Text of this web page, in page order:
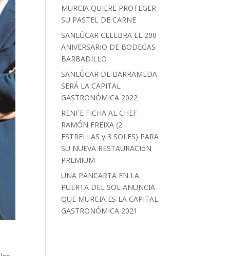
MURCIA QUIERE PROTEGER
SU PASTEL DE CARNE
SANLÚCAR CELEBRA EL 200
ANIVERSARIO DE BODEGAS
BARBADILLO
SANLÚCAR DE BARRAMEDA
SERÁ LA CAPITAL
GASTRONÓMICA 2022
RENFE FICHA AL CHEF
RAMÓN FREIXA (2
ESTRELLAS y 3 SOLES) PARA
SU NUEVA RESTAURACIóN
PREMIUM
UNA PANCARTA EN LA
PUERTA DEL SOL ANUNCIA
QUE MURCIA ES LA CAPITAL
GASTRONÓMICA 2021